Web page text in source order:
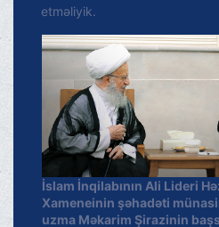
etməliyik.
İslam İnqilabının Ali Lideri
Xameneinin şəhadəti
uzma Məkarim Şirazinin